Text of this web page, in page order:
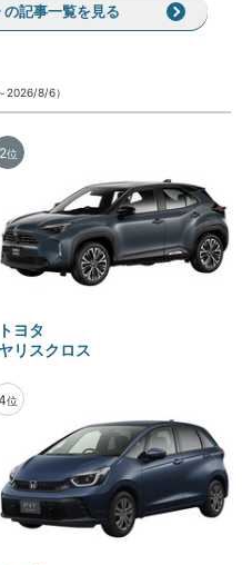
記事一覧を見る
2026/8/6）
2位
トヨタ
ヤリスクロス
位